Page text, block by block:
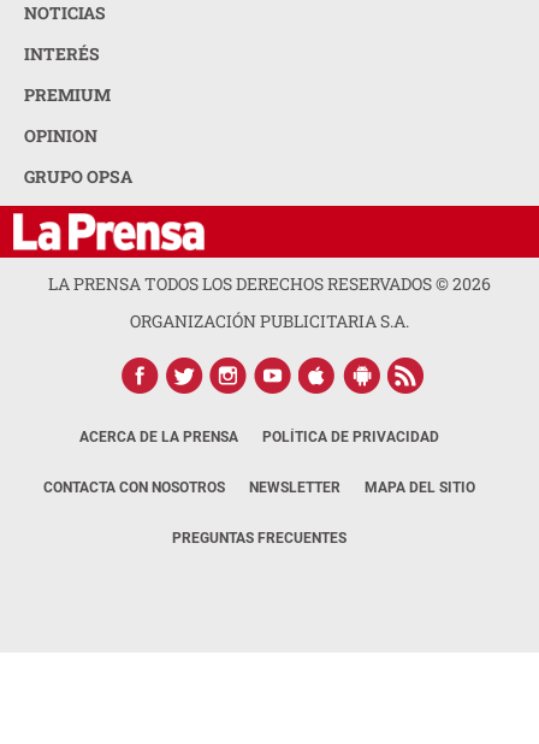
NOTICIAS
INTERÉS
PREMIUM
OPINION
GRUPO OPSA
LA PRENSA TODOS LOS DERECHOS RESERVADOS ©2026
ORGANIZACIÓN PUBLICITARIA S.A.
ACERCA DE LA PRENSA POLÍTICA DE PRIVACIDAD
CONTACTA CON NOSOTROS NEWSLETTER MAPA DEL SITIO
PREGUNTAS FRECUENTES